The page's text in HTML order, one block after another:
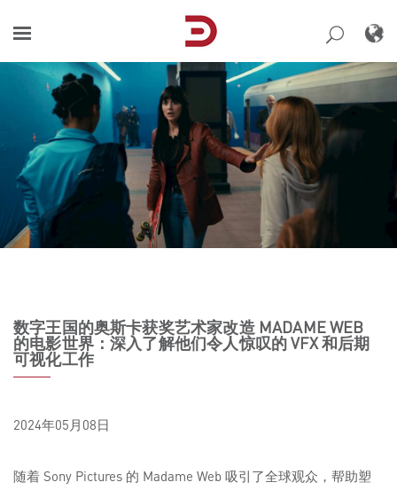
content
数字王国的奥斯卡获奖艺术家改造 MADAME WEB
的电影世界：深入了解他们令人惊叹的 VFX 和后期
可视化工作
2024年05月08日
随着 Sony Pictures 的 Madame Web 吸引了全球观众，帮助塑